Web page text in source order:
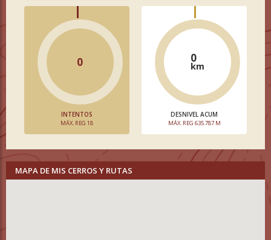
0
INTENTOS
MÁX. REG 18
0
km
DESNIVEL ACUM
MÁX. REG 635.787 M
MAPA DE MIS CERROS Y RUTAS